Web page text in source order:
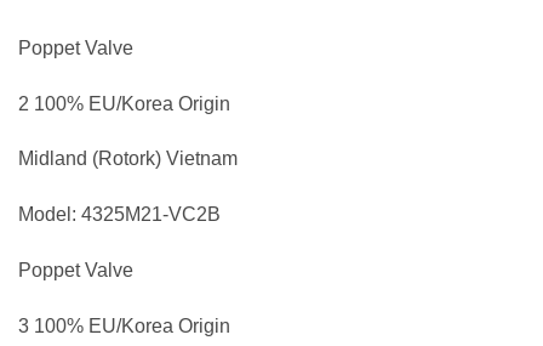
Poppet Valve
2 100% EU/Korea Origin
Midland (Rotork) Vietnam
Model: 4325M21-VC2B
Poppet Valve
3 100% EU/Korea Origin